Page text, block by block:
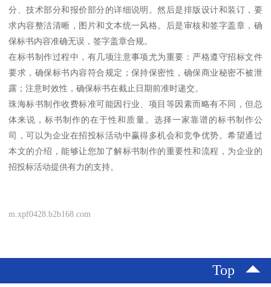
分、技术部分和报价部分的详细说明。然后是排版设计和装订，要
求内容整洁清晰，图片和文本统一风格。后是审核和签字盖章，确
保标书内容准确无误，签字盖章合规。
在标书制作过程中，有几项注意事项尤为重要：严格遵守招标文件
要求，确保标书内容符合规定；保持保密性，确保商业秘密不被泄
露；注意时效性，确保标书在截止日期前准时递交。
珠海标书制作收费标准可能因行业、项目等因素而略有不同，但总
体来说，标书制作的在于性和质量。选择一家靠谱的标书制作公
司，可以为企业在招投标活动中赢得多机会和竞争优势。希望通过
本文的介绍，能够让您加了解标书制作的重要性和流程，为企业的
招投标活动提供有力的支持。
m.xpf0428.b2b168.com
Top